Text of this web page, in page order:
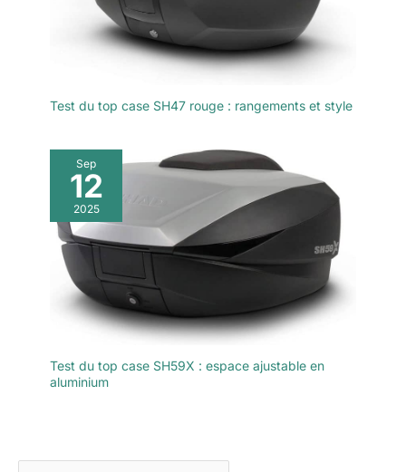
Test du top case SH47 rouge : rangements et style
Sep
12
2025
Test du top case SH59X : espace ajustable en
aluminium